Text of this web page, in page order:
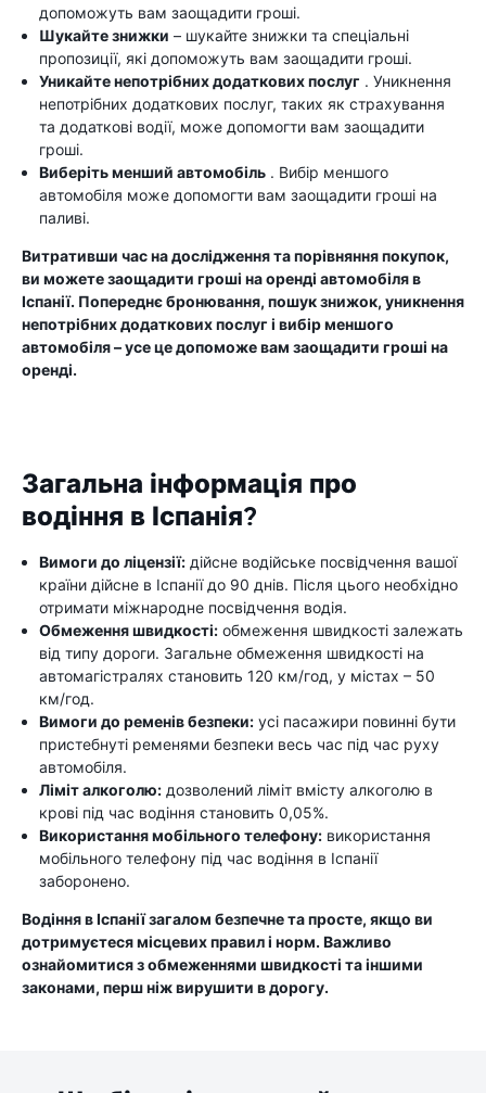
допоможуть вам заощадити гроші.
Шукайте знижки – шукайте знижки та спеціальні
пропозиції, які допоможуть вам заощадити гроші.
Уникайте непотрібних додаткових послуг . Уникнення
непотрібних додаткових послуг, таких як страхування
та додаткові водії, може допомогти вам заощадити
гроші.
Виберіть менший автомобіль . Вибір меншого
автомобіля може допомогти вам заощадити гроші на
паливі.
Витративши час на дослідження та порівняння покупок,
ви можете заощадити гроші на оренді автомобіля в
Іспанії. Попереднє бронювання, пошук знижок, уникнення
непотрібних додаткових послуг і вибір меншого
автомобіля – усе це допоможе вам заощадити гроші на
оренді.
Загальна інформація про
водіння в Іспанія?
Вимоги до ліцензії: дійсне водійське посвідчення вашої
країни дійсне в Іспанії до 90 днів. Після цього необхідно
отримати міжнародне посвідчення водія.
Обмеження швидкості: обмеження швидкості залежать
від типу дороги. Загальне обмеження швидкості на
автомагістралях становить 120 км/год, у містах – 50
км/год.
Вимоги до ременів безпеки: усі пасажири повинні бути
пристебнуті ременями безпеки весь час під час руху
автомобіля.
Ліміт алкоголю: дозволений ліміт вмісту алкоголю в
крові під час водіння становить 0,05%.
Використання мобільного телефону: використання
мобільного телефону під час водіння в Іспанії
заборонено.
Водіння в Іспанії загалом безпечне та просте, якщо ви
дотримуєтеся місцевих правил і норм. Важливо
ознайомитися з обмеженнями швидкості та іншими
законами, перш ніж вирушити в дорогу.